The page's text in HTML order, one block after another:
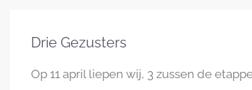
Drie Gezusters
Op 11 april liepen wij, 3 zussen de